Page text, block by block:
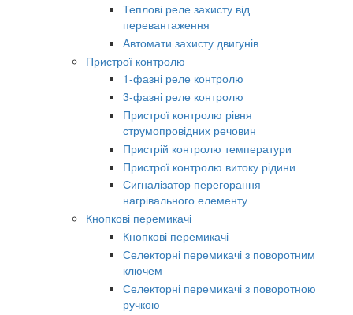
Теплові реле захисту від
перевантаження
Автомати захисту двигунів
Пристрої контролю
1-фазні реле контролю
3-фазні реле контролю
Пристрої контролю рівня
струмопровідних речовин
Пристрій контролю температури
Пристрої контролю витоку рідини
Сигналізатор перегорання
нагрівального елементу
Кнопкові перемикачі
Кнопкові перемикачі
Селекторні перемикачі з поворотним
ключем
Селекторні перемикачі з поворотною
ручкою